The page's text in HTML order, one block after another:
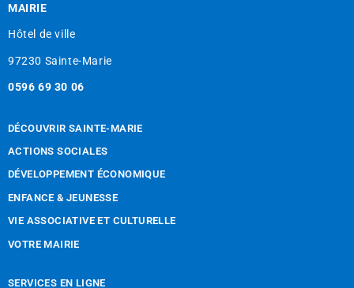
MAIRIE
Hôtel de ville
97230 Sainte-Marie
0596 69 30 06
DÉCOUVRIR SAINTE-MARIE
ACTIONS SOCIALES
DÉVELOPPEMENT ÉCONOMIQUE
ENFANCE & JEUNESSE
VIE ASSOCIATIVE ET CULTURELLE
VOTRE MAIRIE
SERVICES EN LIGNE